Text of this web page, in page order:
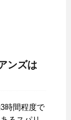
ンズは
時間程度で